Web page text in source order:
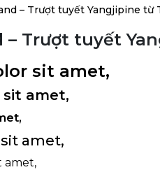
– Trượt tuyết Yangjipine từ
– Trượt tuyết
sit amet,
sit amet,
amet,
amet,